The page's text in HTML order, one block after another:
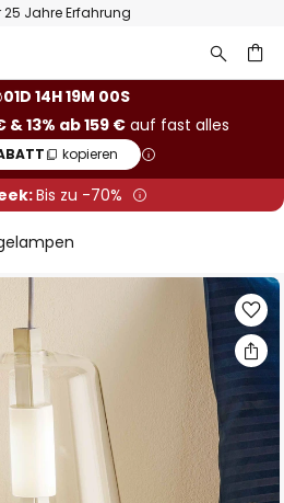
25 Jahre Erfahrung
01D 14H 19M 00S
& 13% ab 159 €auf fast alles
kopieren
Bis zu -70%